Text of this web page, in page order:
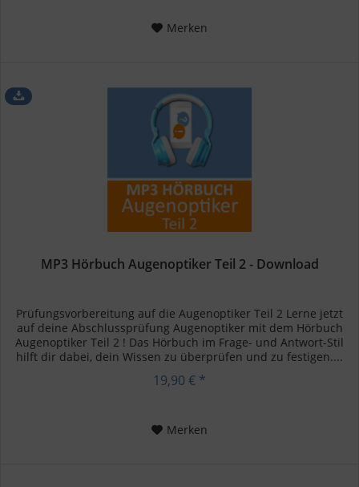
Merken
MP3 Hörbuch Augenoptiker Teil 2 - Download
Prüfungsvorbereitung auf die Augenoptiker Teil 2 Lerne jetzt
auf deine Abschlussprüfung Augenoptiker mit dem Hörbuch
Augenoptiker Teil 2 ! Das Hörbuch im Frage- und Antwort-Stil
hilft dir dabei, dein Wissen zu überprüfen und zu festigen....
19,90 € *
Merken